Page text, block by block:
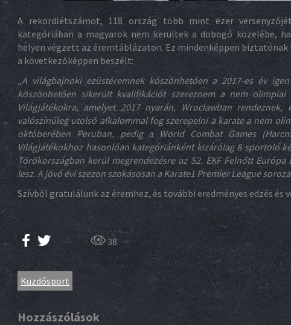
A rekordlétszámot, 118 ország több mint ezer
kategóriában a magyarok nem kerültek a dobogó közelébe,
helyen végzett az éremtáblázaton. Ez mindenképpen
a következőképpen beszélt:
„A világbajnoki ezüstéremnek köszönhetően a 2017-es év
köszönhetően sikerült kvalifikációt szereznem a nem olimpiai
Világjátékokra, amelyet 2017 nyarán, Wroclawban
valószínűleg utolsó alkalommal fog szerepelni a karate a nem
októberében Peruban, pedig a World Combat Games
Világjátékokhoz hasonlóan kategóriánként kizárólag 8 sportoló
Törökországban kerül megrendezésre az 52. EKF Felnőtt
lesz. A jövő évi szezon szokásosan a Karate1 Premier League
Szívből gratulálunk az éremhez, és további eredményes edzés és
38
Küzdősport
Hozzászólások